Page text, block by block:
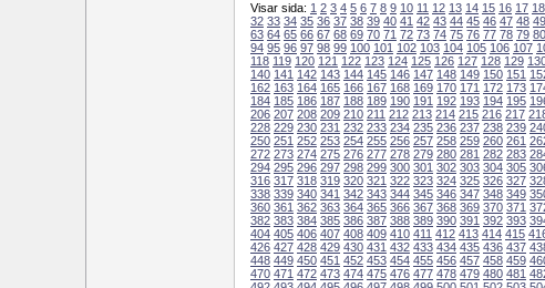
Visar sida: 1 2 3 4 5 6 7 8 9 10 11 12 13 14 15 16 17 18
32 33 34 35 36 37 38 39 40 41 42 43 44 45 46 47 48 49
63 64 65 66 67 68 69 70 71 72 73 74 75 76 77 78 79 80
94 95 96 97 98 99 100 101 102 103 104 105 106 107
118 119 120 121 122 123 124 125 126 127 128 129
140 141 142 143 144 145 146 147 148 149 150 151
162 163 164 165 166 167 168 169 170 171 172 173
184 185 186 187 188 189 190 191 192 193 194 195
206 207 208 209 210 211 212 213 214 215 216 217
228 229 230 231 232 233 234 235 236 237 238 239
250 251 252 253 254 255 256 257 258 259 260 261
272 273 274 275 276 277 278 279 280 281 282 283
294 295 296 297 298 299 300 301 302 303 304 305
316 317 318 319 320 321 322 323 324 325 326 327
338 339 340 341 342 343 344 345 346 347 348 349
360 361 362 363 364 365 366 367 368 369 370 371
382 383 384 385 386 387 388 389 390 391 392 393
404 405 406 407 408 409 410 411 412 413 414 415
426 427 428 429 430 431 432 433 434 435 436 437
448 449 450 451 452 453 454 455 456 457 458 459
470 471 472 473 474 475 476 477 478 479 480 481